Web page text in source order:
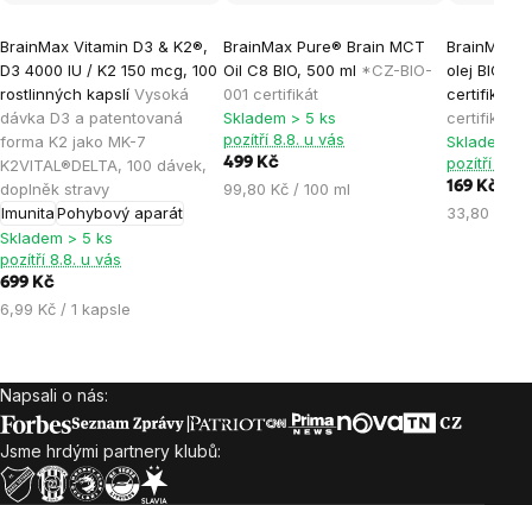
BrainMax Vitamin D3 & K2®,
D3 4000 IU / K2 150 mcg, 100
rostlinných kapslí Vysoká
dávka D3 a patentovaná
forma K2 jako MK-7
K2VITAL®DELTA, 100 dávek,
doplněk stravy
ImunitaPohybový aparát
hodnocení
produktu
je
5,0
z
5
hvězdiček.
Skladem > 5 ks
pozítří 8.8. u vás
699 Kč
Měrná
6,99 Kč / 1 kapsle
BrainMax Pure® Brain MCT
Oil C8 BIO, 500 ml *CZ-BIO-
001 certifikát
hodnocení
produktu
je
5,0
z
5
Skladem > 5 ks
pozítří 8.8. u vás
499 Kč
Měrná
99,80 Kč / 100 ml
BrainMax
olej BIO,
certifikát
certifikát
produktu
je
5,0
z
Skladem >
pozítří 8.8.
169 Kč
Měrná
33,80 Kč /
Zápatí
Napsali o nás:
Jsme hrdými partnery klubů: